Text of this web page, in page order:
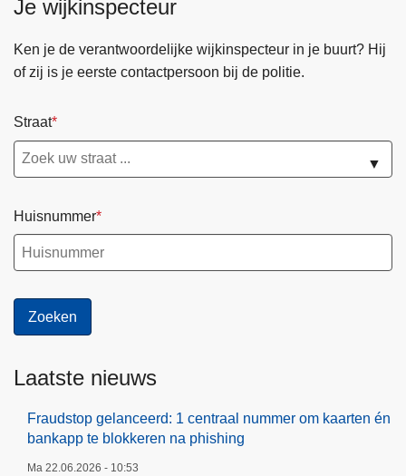
Je wijkinspecteur
Ken je de verantwoordelijke wijkinspecteur in je buurt? Hij
of zij is je eerste contactpersoon bij de politie.
Straat
▼
Huisnummer
Laatste nieuws
Fraudstop gelanceerd: 1 centraal nummer om kaarten én
bankapp te blokkeren na phishing
Ma 22.06.2026 - 10:53